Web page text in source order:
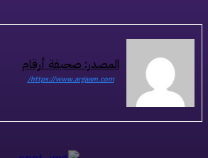
المصدر: صحيفة أرقام
https://www.argaam.com/